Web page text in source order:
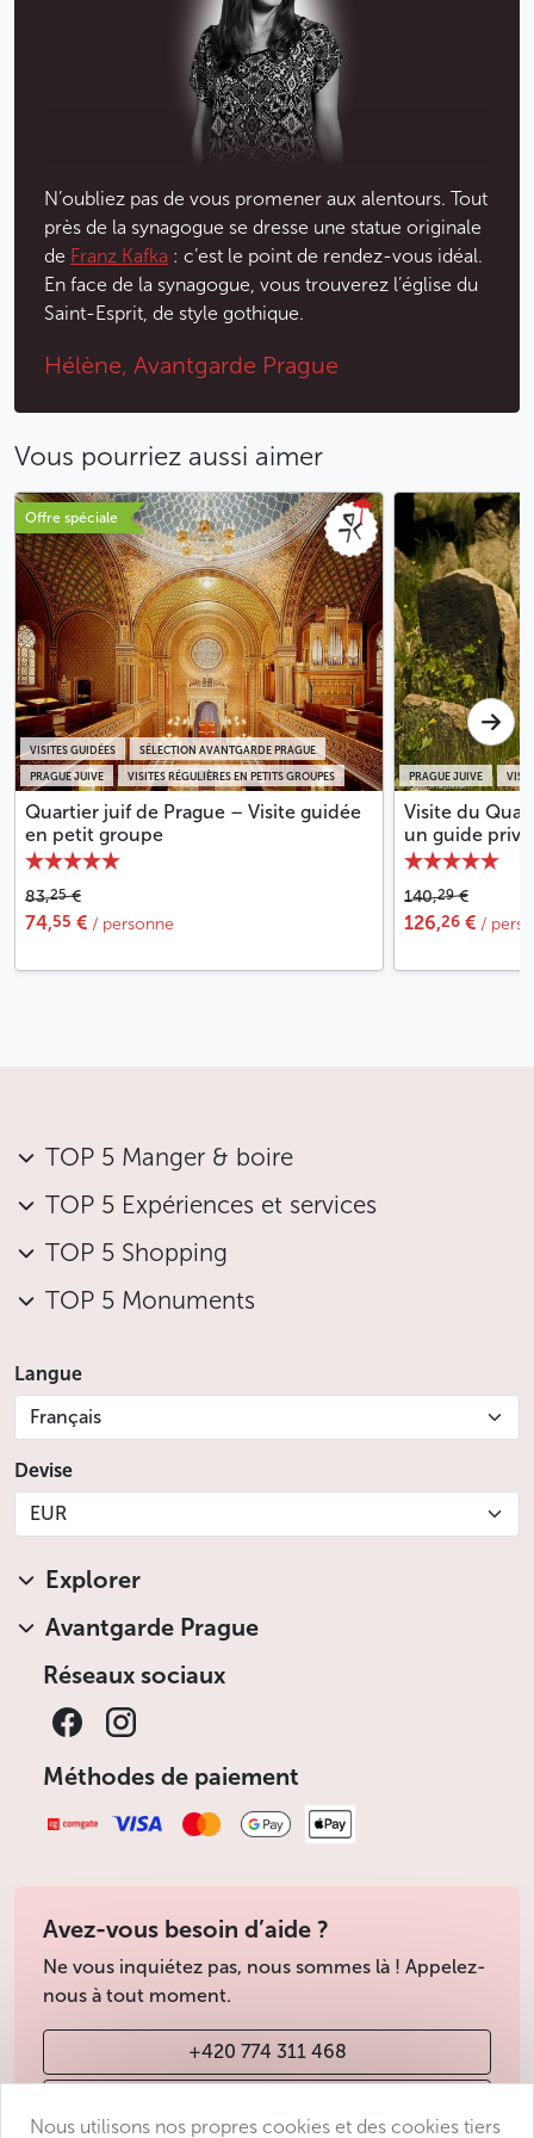
XVIIème au XXème siècles.
A l’extérieur de la synagogue se trouve le monument
de Franz Kafka. Près de la rue Dušní où
habitait, la statue s’érige à l'endroit exact où se situe la
frontière entre les districts pragois de la
du quartier juif.
Moins
N’oubliez pas de vous promener aux alentours. Tout
près de la synagogue se dresse une statue originale
de Franz Kafka : c’est le point de rendez-vous idéal.
En face de la synagogue, vous trouverez l’église du
Saint-Esprit, de style gothique.
Hélène, Avantgarde Prague
Vous pourriez aussi aimer
Offre spéciale
PRAGUE JUIVE VISITES RÉGULIÈRES EN PETITS GROUPES
VISITES GUIDÉES SÉLECTION AVANTGARDE PRAGUE
Quartier juif de Prague – Visite guidée
en petit groupe
83,25€
74,55 € / personne
PRAGUE JUIVE
Visite du
un guide privé
140,29€
126,26 € / pers.
TOP 5 Manger & boire
TOP 5 Expériences et services
TOP 5 Shopping
TOP 5 Monuments
Langue
Français
Devise
EUR
Explorer
Avantgarde Prague
Réseaux sociaux
Méthodes de paiement
Avez-vous besoin d’aide ?
Ne vous inquiétez pas, nous sommes là ! Appelez-
nous à tout moment.
+420 774 311 468
Nous utilisons nos propres cookies et des cookies tiers